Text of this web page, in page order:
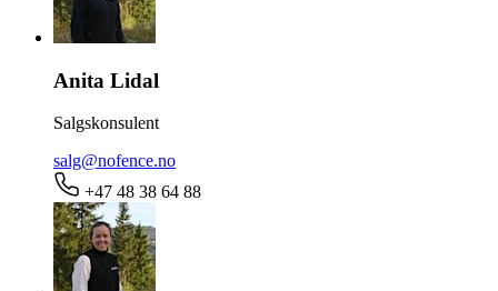
Anita Lidal
Salgskonsulent
salg@nofence.no
+47 48 38 64 88